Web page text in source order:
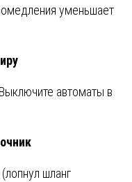
уменьшает
автоматы в
шланг